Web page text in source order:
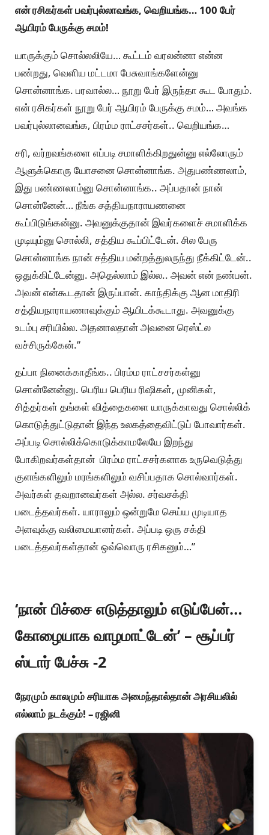
என் ரசிகர்கள் பவர்புல்லாவங்க, வெறியங்க… 100 பேர்
ஆயிரம் பேருக்கு சமம்!
யாருக்கும் சொல்லலியே… கூட்டம் வரலன்னா என்ன
பண்றது, வெளிய மட்டமா பேசுவாங்களேன்னு
சொன்னாங்க. பரவால்ல… நூறு பேர் இருந்தா கூட போதும்.
என் ரசிகர்கள் நூறு பேர் ஆயிரம் பேருக்கு சமம்… அவங்க
பவர்புல்லானவங்க, பிரம்ம ராட்சசர்கள்.. வெறியங்க…
சரி, வர்றவங்களை எப்படி சமாளிக்கிறதுன்னு எல்லோரும்
ஆளுக்கொரு யோசனை சொன்னாங்க. அதுபண்ணலாம்,
இது பண்ணலாம்னு சொன்னாங்க.. அப்பதான் நான்
சொன்னேன்… நீங்க சத்தியநாராயணனை
கூப்பிடுங்கன்னு. அவனுக்குதான் இவர்களைச் சமாளிக்க
முடியும்னு சொல்லி, சத்திய கூப்பிட்டேன். சில பேரு
சொன்னாங்க நான் சத்திய மன்றத்துலருந்து நீக்கிட்டேன்..
ஒதுக்கிட்டேன்னு. அதெல்லாம் இல்ல.. அவன் என் நண்பன்.
அவன் என்கூடதான் இருப்பான். காந்திக்கு ஆன மாதிரி
சத்தியநாராயணாவுக்கும் ஆயிடக்கூடாது. அவனுக்கு
உடம்பு சரியில்ல. அதனாலதான் அவனை ரெஸ்ட்ல
வச்சிருக்கேன்.”
தப்பா நினைக்காதீங்க.. பிரம்ம ராட்சசர்கள்னு
சொன்னேன்னு. பெரிய பெரிய ரிஷிகள், முனிகள்,
சித்தர்கள் தங்கள் வித்தைகளை யாருக்காவது சொல்லிக்
கொடுத்துட்டுதான் இந்த உலகத்தைவிட்டுப் போவார்கள்.
அப்படி சொல்லிக்கொடுக்காமலேயே இறந்து
போகிறவர்கள்தான் பிரம்ம ராட்சசர்களாக உருவெடுத்து
குளங்களிலும் மரங்களிலும் வசிப்பதாக சொல்வார்கள்.
அவர்கள் தவறானவர்கள் அல்ல. சர்வசக்தி
படைத்தவர்கள். யாராலும் ஒன்றுமே செய்ய முடியாத
அளவுக்கு வலிமையானர்கள். அப்படி ஒரு சக்தி
படைத்தவர்கள்தான் ஒவ்வொரு ரசிகனும்…”
‘நான் பிச்சை எடுத்தாலும் எடுப்பேன்…
கோழையாக வாழமாட்டேன்’ – சூப்பர்
ஸ்டார் பேச்சு -2
நேரமும் காலமும் சரியாக அமைந்தால்தான் அரசியலில்
எல்லாம் நடக்கும்! – ரஜினி